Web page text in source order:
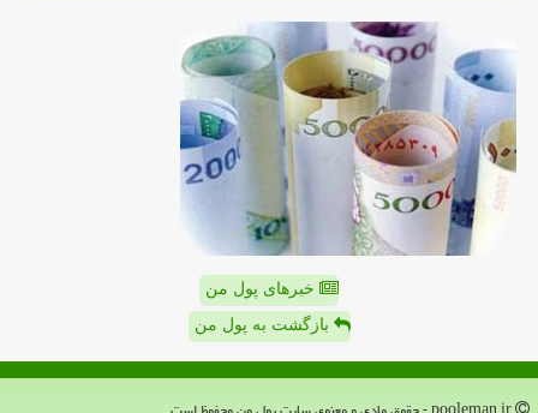
خبرهای پول من
بازگشت به پول من